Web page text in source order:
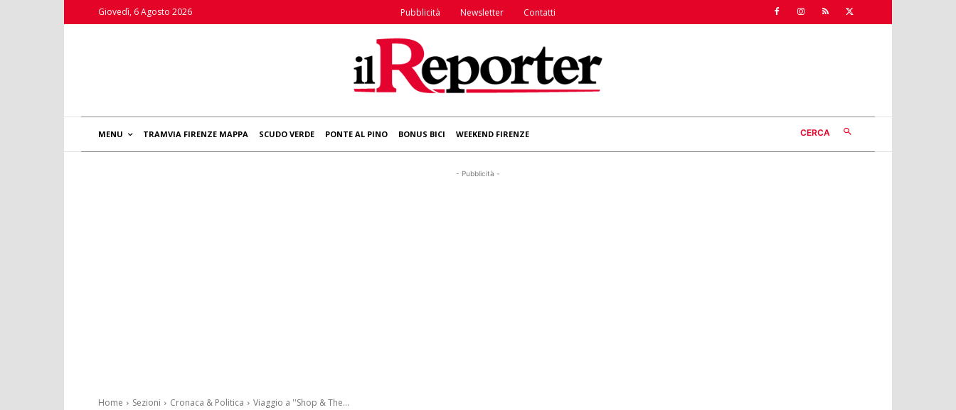
Giovedì, 6 Agosto 2026 Pubblicità Newsletter Contatti
MENU TRAMVIA FIRENZE MAPPA SCUDO VERDE PONTE AL PINO BONUS BICI WEEKEND FIRENZE CERCA
- Pubblicità -
Home Sezioni Cronaca & Politica
Viaggio a ''Shop & The...